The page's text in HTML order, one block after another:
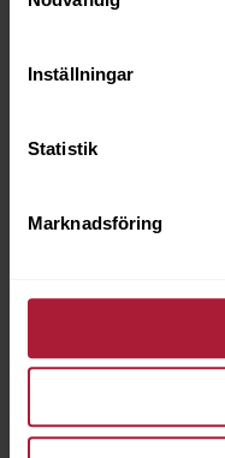
Inställningar
Statistik
Marknadsföring
Atlantic Beige